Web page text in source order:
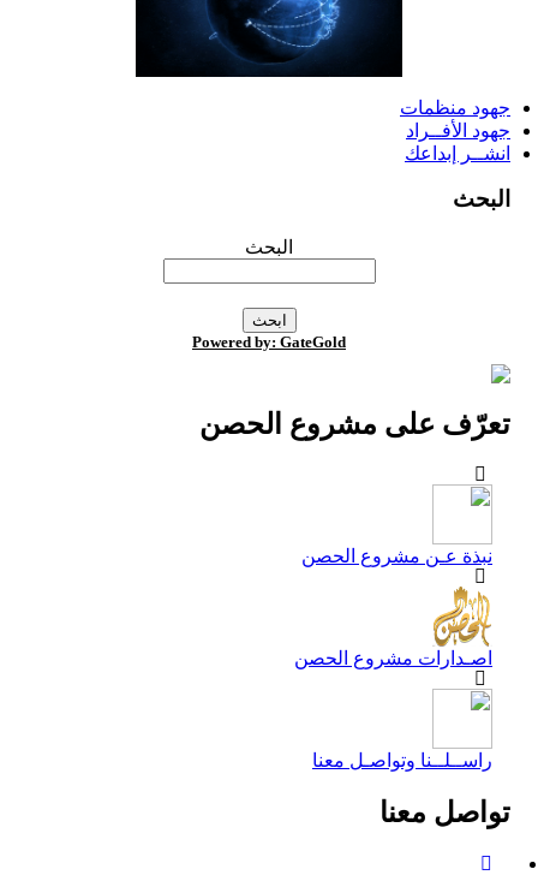
جهود منظمات
جهود الأفــراد
انشــر إبداعك
البحث
البحث
Powered by: GateGold
تعرّف على مشروع الحصن
نبذة عـن مشروع الحصن
اصـدارات مشروع الحصن
راســلــنا وتواصـل معنا
تواصل معنا